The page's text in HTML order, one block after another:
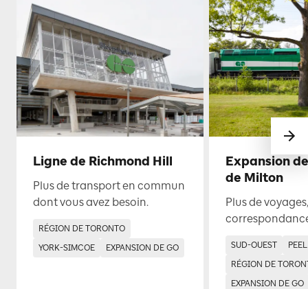
Ligne de Richmond Hill
Plus de transport en commun
dont vous avez besoin.
RÉGION DE TORONTO
YORK-SIMCOE
EXPANSION DE GO
Expansion
de Milton
Plus de
SUD-OUEST
PEEL
RÉGION DE
EXPANSION DE GO